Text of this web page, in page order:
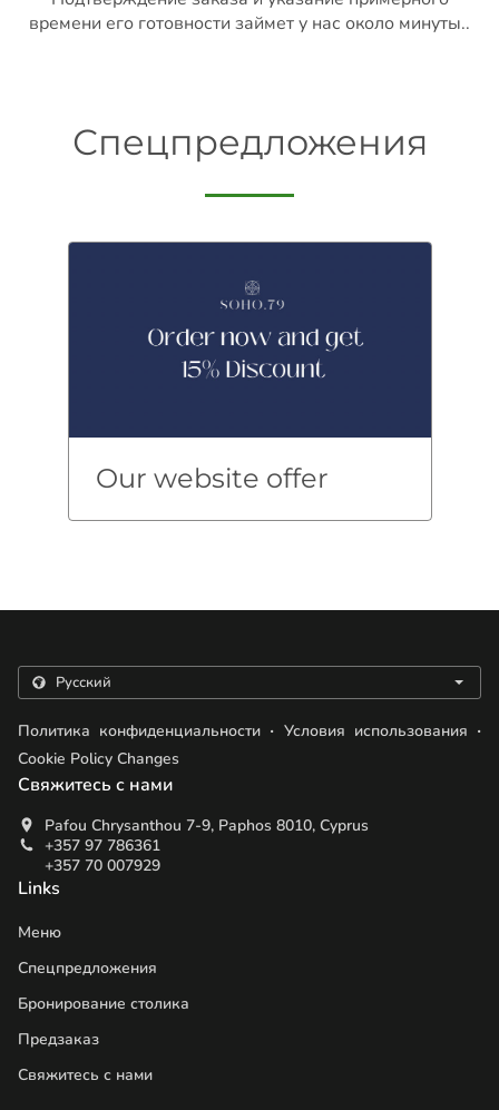
времени его готовности займет у нас около минуты..
Спецпредложения
Our website offer
Политика конфиденциальности . Условия использования .
Cookie Policy Changes
Свяжитесь с нами
Pafou Chrysanthou 7-9, Paphos 8010, Cyprus
+357 97 786361
+357 70 007929
Links
Меню
Спецпредложения
Бронирование столика
Предзаказ
Свяжитесь с нами